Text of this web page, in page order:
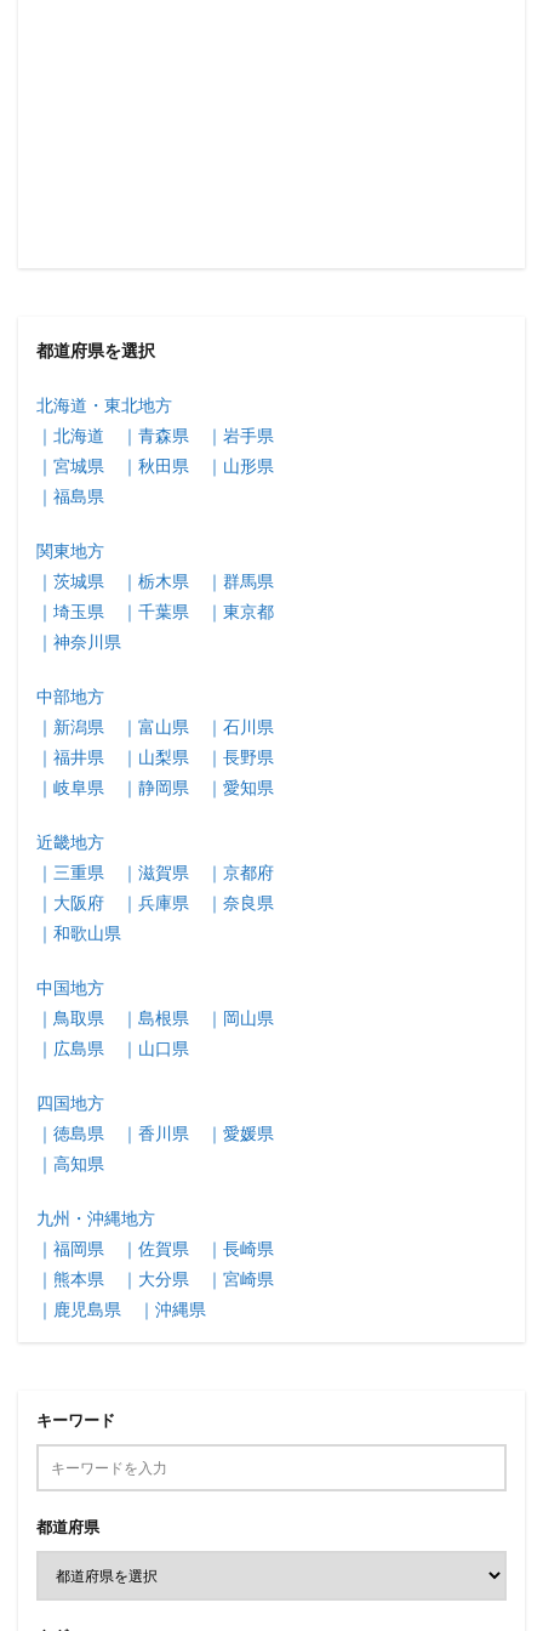
都道府県を選択
北海道・東北地方
｜北海道
｜青森県
｜岩手県
｜宮城県
｜秋田県
｜山形県
｜福島県
関東地方
｜茨城県
｜栃木県
｜群馬県
｜埼玉県
｜千葉県
｜東京都
｜神奈川県
中部地方
｜新潟県
｜富山県
｜石川県
｜福井県
｜山梨県
｜長野県
｜岐阜県
｜静岡県 ｜愛知県
近畿地方
｜三重県
｜滋賀県
｜京都府
｜大阪府
｜兵庫県
｜奈良県
｜和歌山県
中国地方
｜鳥取県
｜島根県
｜岡山県
｜広島県
｜山口県
四国地方
｜徳島県
｜香川県
｜愛媛県
｜高知県
九州・沖縄地方
｜福岡県
｜佐賀県
｜長崎県
｜熊本県
｜大分県
｜宮崎県
｜鹿児島県
｜沖縄県
キーワード
都道府県